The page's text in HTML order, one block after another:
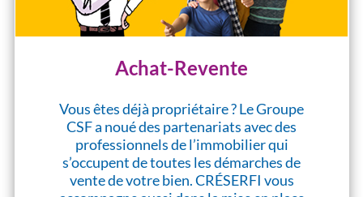
Achat-Revente
Vous êtes déjà propriétaire ? Le Groupe
CSF a noué des partenariats avec des
professionnels de l’immobilier qui
s’occupent de toutes les démarches de
vente de votre bien. CRÉSERFI vous